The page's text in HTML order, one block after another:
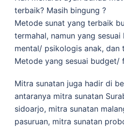
terbaik? Masih bingung ?
Metode sunat yang terbaik
termahal, namun yang
mental/ psikologis anak, dan
Metode yang sesuai budget/
Mitra sunatan juga hadir di
antaranya mitra sunatan
sidoarjo, mitra sunatan
pasuruan, mitra sunatan